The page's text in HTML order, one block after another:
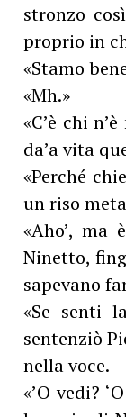
stronzo
proprio in
«Stamo
«Mh.»
«C’è chi
da’a vita
«Perché
un riso
«Aho’, ma
Ninetto,
sapevano
«Se senti
sentenziò
nella voce.
«’O vedi?